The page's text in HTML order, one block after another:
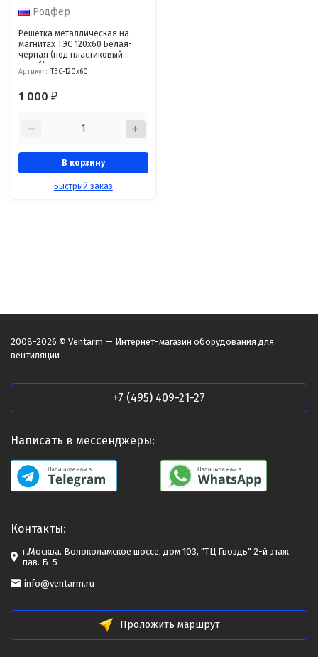
Родфер
Решетка металлическая на
магнитах ТЭС 120x60 Белая-
черная (под пластиковый
короб)
Артикул: ТЭС-120x60
1 000₽
В корзину
Быстрый заказ
2008-2026 © Ventarm — Интернет-магазин оборудования для
вентиляции
+7 (495) 409-21-27
Написать в мессенджеры:
Контакты:
г.Москва. Волоколамское шоссе, дом 103, "ТЦ Гвоздь" 2-й этаж
пав. Б-5
info@ventarm.ru
Проложить маршрут